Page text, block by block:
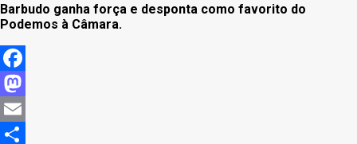
Barbudo ganha força e desponta como favorito do
Podemos à Câmara.
Facebook
Mastodon
Email